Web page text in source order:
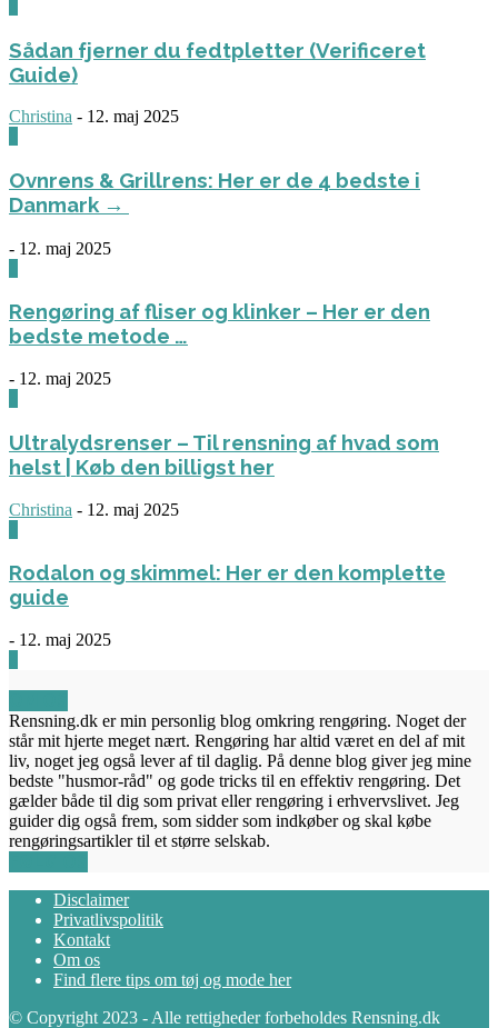
Sådan fjerner du fedtpletter (Verificeret
Guide)
Christina - 12. maj 2025
Ovnrens & Grillrens: Her er de 4 bedste i
Danmark →
- 12. maj 2025
Rengøring af fliser og klinker – Her er den
bedste metode …
- 12. maj 2025
Ultralydsrenser – Til rensning af hvad som
helst | Køb den billigst her
Christina - 12. maj 2025
Rodalon og skimmel: Her er den komplette
guide
- 12. maj 2025
Rensning.dk er min personlig blog omkring rengøring. Noget der
står mit hjerte meget nært. Rengøring har altid været en del af mit
liv, noget jeg også lever af til daglig. På denne blog giver jeg mine
bedste "husmor-råd" og gode tricks til en effektiv rengøring. Det
gælder både til dig som privat eller rengøring i erhvervslivet. Jeg
guider dig også frem, som sidder som indkøber og skal købe
rengøringsartikler til et større selskab.
Disclaimer
Privatlivspolitik
Kontakt
Om os
Find flere tips om tøj og mode her
© Copyright 2023 - Alle rettigheder forbeholdes Rensning.dk